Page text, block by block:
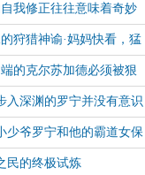
“蘑网”吧！
我修正往往意味着奇妙
狩猎神谕·妈妈快看，猛
啦！
的克尔苏加德必须被狠
入深渊的罗宁并没有意识
有什么样的危机在等待
少爷罗宁和他的霸道女保
民的终极试炼